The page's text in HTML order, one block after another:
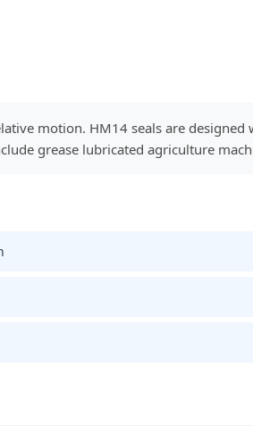
motion. HM14 seals are designed
grease lubricated agriculture